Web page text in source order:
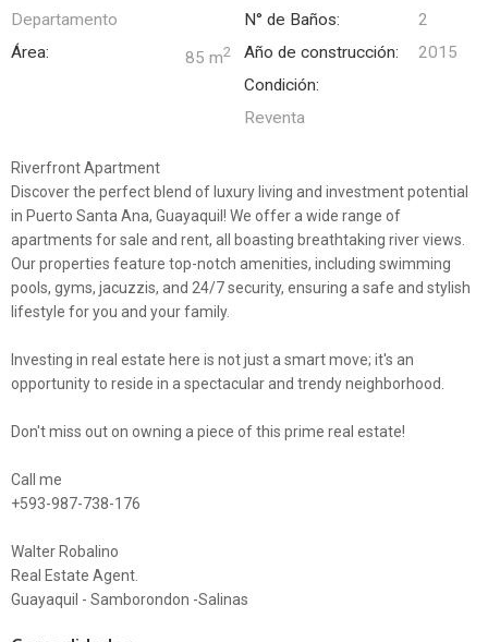
Departamento
N° de Baños:
2
Área:
85 m2 Año de construcción:
2015
Condición:
Reventa
Riverfront Apartment
Discover the perfect blend of luxury living and investment potential
in Puerto Santa Ana, Guayaquil! We offer a wide range of
apartments for sale and rent, all boasting breathtaking river views.
Our properties feature top-notch amenities, including swimming
pools, gyms, jacuzzis, and 24/7 security, ensuring a safe and stylish
lifestyle for you and your family.
Investing in real estate here is not just a smart move; it's an
opportunity to reside in a spectacular and trendy neighborhood.
Don't miss out on owning a piece of this prime real estate!
Call me
+593-987-738-176
Walter Robalino
Real Estate Agent.
Guayaquil - Samborondon -Salinas